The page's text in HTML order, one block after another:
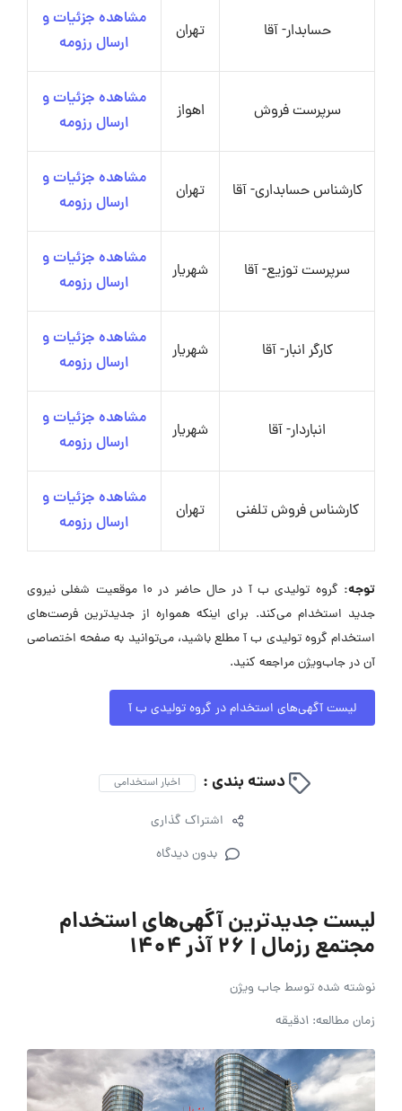
حسابدار- آقا تهران
مشاهده جزئیات و
ارسال رزومه
سرپرست فروش اهواز
مشاهده جزئیات و
ارسال رزومه
کارشناس حسابداری- آقا تهران
مشاهده جزئیات و
ارسال رزومه
سرپرست توزیع- آقا شهریار
مشاهده جزئیات و
ارسال رزومه
کارگر انبار- آقا شهریار
مشاهده جزئیات و
ارسال رزومه
انباردار- آقا شهریار
مشاهده جزئیات و
ارسال رزومه
کارشناس فروش تلفنی تهران
مشاهده جزئیات و
ارسال رزومه
توجه:
گروه تولیدی ب آ در حال حاضر در ۱۰ موقعیت شغلی نیروی
جدید استخدام می‌کند. برای اینکه همواره از جدیدترین فرصت‌های
استخدام گروه تولیدی ب آ مطلع باشید، می‌توانید به صفحه اختصاصی
آن در جاب‌ویژن مراجعه کنید.
لیست آگهی‌های استخدام در گروه تولیدی ب آ
دسته بندی : اخبار استخدامی
اشتراک گذاری
بدون دیدگاه
لیست جدیدترین آگهی‌های استخدام
مجتمع رزمال | ۲۶ آذر ۱۴۰۴
نوشته شده توسطجاب ویژن
زمان مطالعه: 1دقیقه